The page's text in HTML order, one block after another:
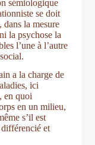
sémiologique
se doit
dans la mesure
la psychose la
l’une à l’autre
a la charge de
ici
en quoi
en un milieu,
s’il est
et